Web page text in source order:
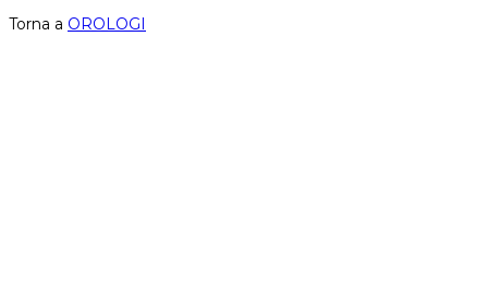
Torna a OROLOGI